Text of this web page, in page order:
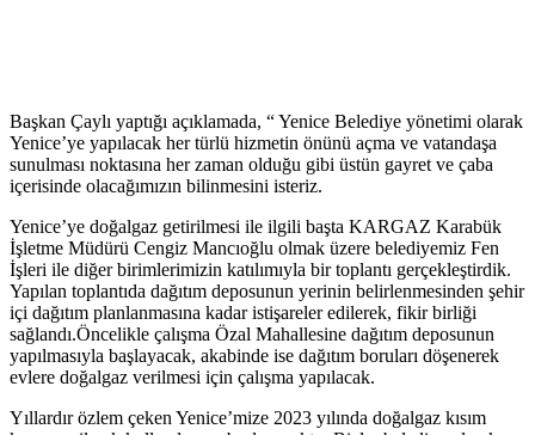
Başkan Çaylı yaptığı açıklamada, “ Yenice Belediye yönetimi olarak
Yenice’ye yapılacak her türlü hizmetin önünü açma ve vatandaşa
sunulması noktasına her zaman olduğu gibi üstün gayret ve çaba
içerisinde olacağımızın bilinmesini isteriz.
Yenice’ye doğalgaz getirilmesi ile ilgili başta KARGAZ Karabük
İşletme Müdürü Cengiz Mancıoğlu olmak üzere belediyemiz Fen
İşleri ile diğer birimlerimizin katılımıyla bir toplantı gerçekleştirdik.
Yapılan toplantıda dağıtım deposunun yerinin belirlenmesinden şehir
içi dağıtım planlanmasına kadar istişareler edilerek, fikir birliği
sağlandı.Öncelikle çalışma Özal Mahallesine dağıtım deposunun
yapılmasıyla başlayacak, akabinde ise dağıtım boruları döşenerek
evlere doğalgaz verilmesi için çalışma yapılacak.
Yıllardır özlem çeken Yenice’mize 2023 yılında doğalgaz kısım